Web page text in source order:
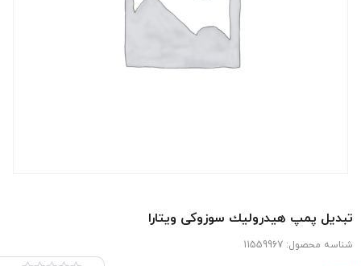
تبدیل پمپ هیدرولیك سوزوکی ویتارا
شناسه محصول: 11559967